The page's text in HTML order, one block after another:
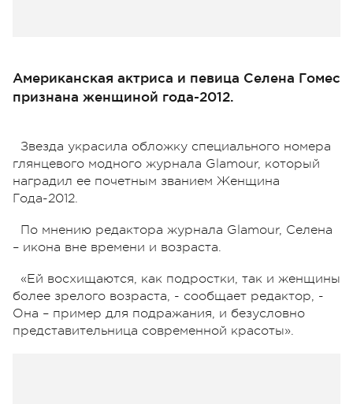
Американская актриса и певица Селена Гомес
признана женщиной года-2012.
Звезда украсила обложку специального номера
глянцевого модного журнала Glamour, который
наградил ее почетным званием Женщина
Года-2012.
По мнению редактора журнала Glamour, Селена
– икона вне времени и возраста.
«Ей восхищаются, как подростки, так и женщины
более зрелого возраста, - сообщает редактор, -
Она – пример для подражания, и безусловно
представительница современной красоты».